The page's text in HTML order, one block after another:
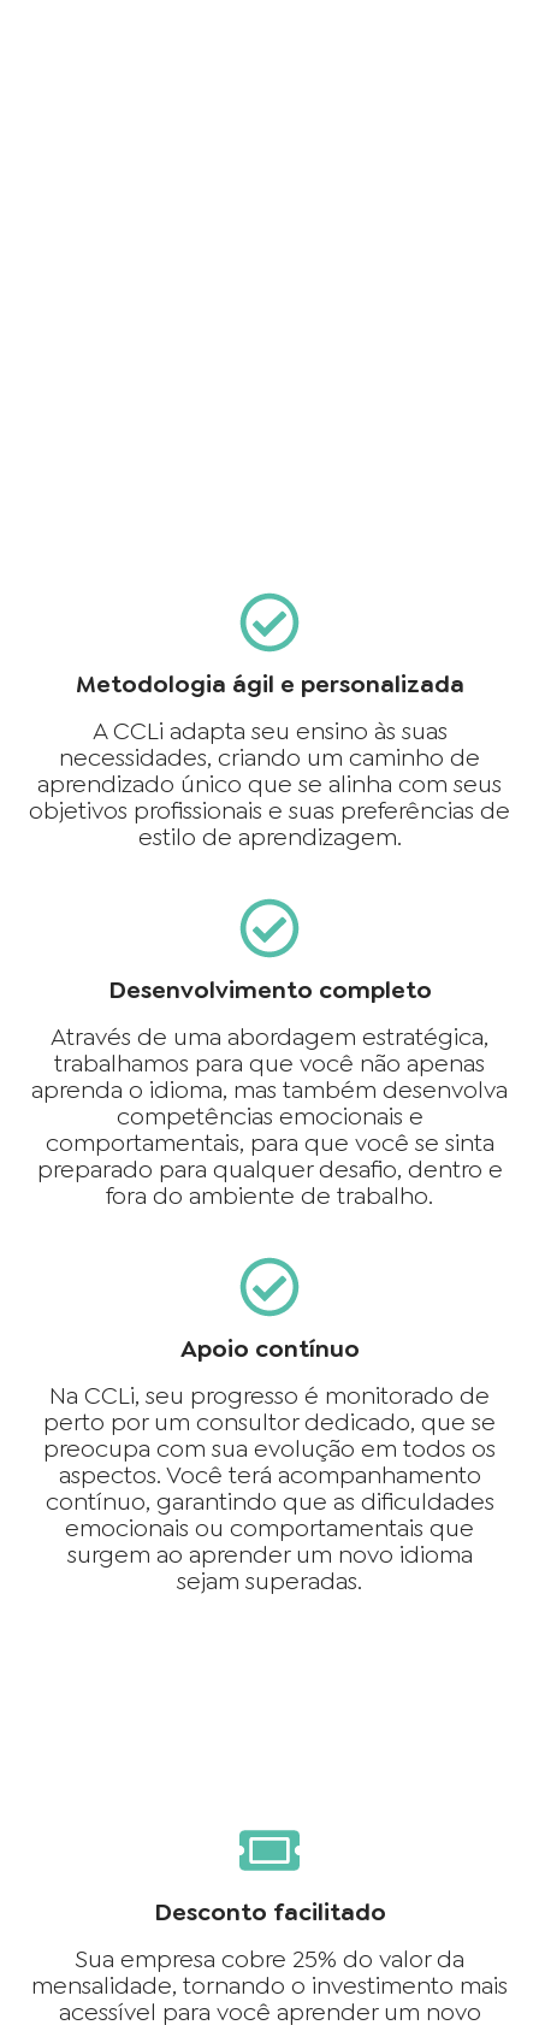
Metodologia ágil e personalizada
A CCLi adapta seu ensino às suas
necessidades, criando um caminho de
aprendizado único que se alinha com seus
objetivos profissionais e suas preferências de
estilo de aprendizagem.
Desenvolvimento completo
Através de uma abordagem estratégica,
trabalhamos para que você não apenas
aprenda o idioma, mas também desenvolva
competências emocionais e
comportamentais, para que você se sinta
preparado para qualquer desafio, dentro e
fora do ambiente de trabalho.
Apoio contínuo
Na CCLi, seu progresso é monitorado de
perto por um consultor dedicado, que se
preocupa com sua evolução em todos os
aspectos. Você terá acompanhamento
contínuo, garantindo que as dificuldades
emocionais ou comportamentais que
surgem ao aprender um novo idioma
sejam superadas.
Desconto facilitado
Sua empresa cobre 25% do valor da
mensalidade, tornando o investimento mais
acessível para você aprender um novo